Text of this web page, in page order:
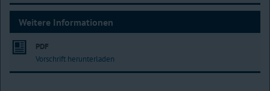
Weitere Informationen
PDF
Vorschrift herunterladen